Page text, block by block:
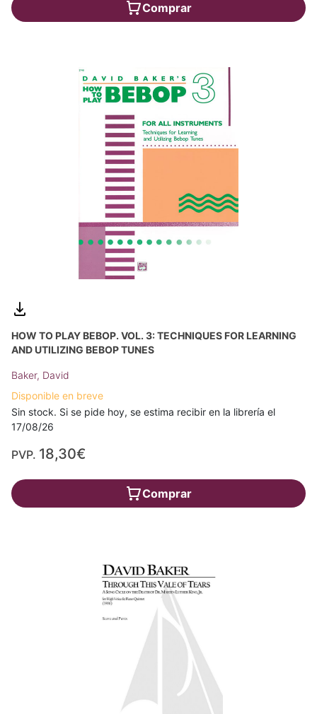
Comprar
HOW TO PLAY BEBOP. VOL. 3: TECHNIQUES FOR LEARNING
AND UTILIZING BEBOP TUNES
Baker, David
Disponible en breve
Sin stock. Si se pide hoy, se estima recibir en la librería el
17/08/26
PVP. 18,30€
Comprar